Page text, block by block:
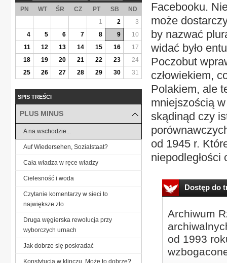
Facebooku.
może
by nazwać
widać było
Poczobut
człowiekiem,
Polakiem, ale
mniejszością
skądinąd czy
od 1945 r.
Dostęp do
Archiwum
od 1993
PN WT ŚR CZ PT SB
ND
1
2
3
4
5 6 7 8 9
10
11
12 13 14 15 16
17
18
19 20 21 22 23
24
25
26 27 28 29 30 31
SPIS TREŚCI
PLUS MINUS
A na wschodzie...
Auf Wiedersehen, Sozialstaat?
Cała władza w ręce władzy
Cielesność i woda
Czytanie komentarzy w sieci to
największe zło
Druga węgierska rewolucja przy
wyborczych urnach
Jak dobrze się poskradać
Konstytucja w klinczu. Może to dobrze?